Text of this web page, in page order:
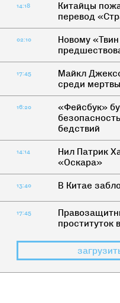
14:18
Китайцы
перевод
02:10
Новому
17:45
Майкл
среди
16:20
«Фейсбук»
бедствий
14:14
Нил Патрик
«Оскара»
13:40 В Китае
17:45
проституток